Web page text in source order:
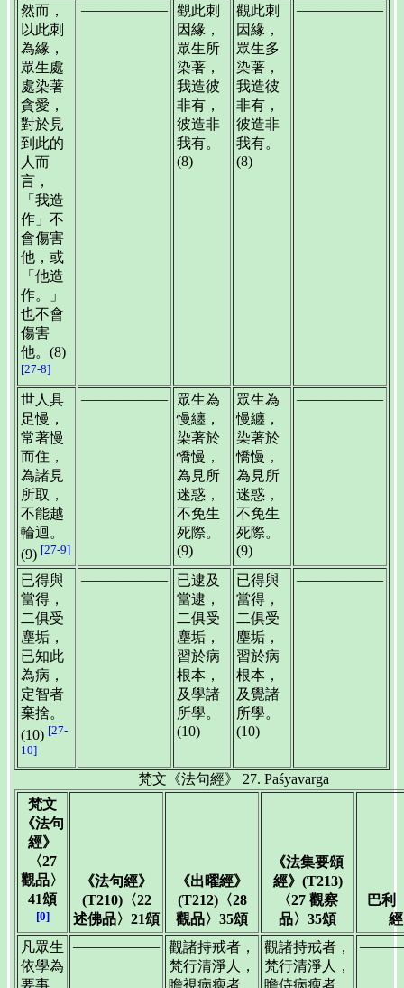
然而，
以此刺
為緣，
眾生處
處染著
貪愛，
對於見
到此的
人而
言，
「我造
作」不
會傷害
他，或
「他造
作。」
也不會
傷害
他。(8)
[27-8]
—————— 觀此刺
因緣，
眾生所
染著，
我造彼
非有，
彼造非
我有。
(8)
觀此刺
因緣，
眾生多
染著，
我造彼
非有，
彼造非
我有。
(8)
——————
世人具
足慢，
常著慢
而住，
為諸見
所取，
不能越
輪迴。
(9) [27-9]
——————
眾生為
慢纏，
染著於
憍慢，
為見所
迷惑，
不免生
死際。
(9)
眾生為
慢纏，
染著於
憍慢，
為見所
迷惑，
不免生
死際。
(9)
——————
已得與
當得，
二俱受
塵垢，
已知此
為病，
定智者
棄捨。
(10) [27-
10]
——————
已逮及
當逮，
二俱受
塵垢，
習於病
根本，
及學諸
所學。
(10)
已得與
當得，
二俱受
塵垢，
習於病
根本，
及覺諸
所學。
(10)
——————
梵文《法句經》 27. Paśyavarga
梵文
《法句
經》
〈27
觀品〉
41頌
[0]
《法句經》
(T210)〈22
述佛品〉21頌
《出曜經》
(T212)〈28
觀品〉35頌
《法集要頌
經》(T213)
〈27 觀察
品〉35頌
巴利
凡眾生
依學為
要事，
—————— 觀諸持戒者，
梵行清淨人，
瞻視病瘦者，
觀諸持戒者，
梵行清淨人，
瞻侍病瘦者，